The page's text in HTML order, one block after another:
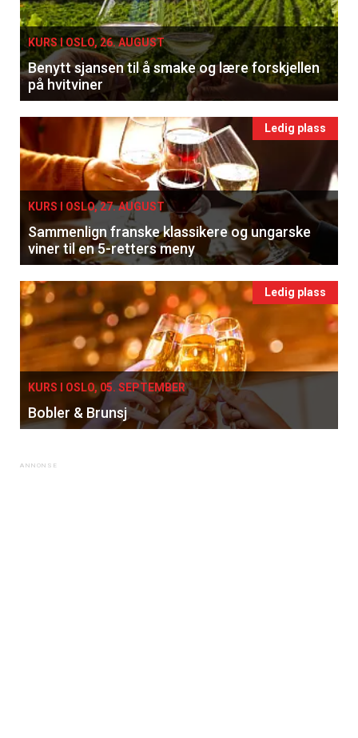
KURS I OSLO, 26. AUGUST
Benytt sjansen til å smake og lære forskjellen
på hvitviner
Ledig plass
KURS I OSLO, 27. AUGUST
Sammenlign franske klassikere og ungarske
viner til en 5-retters meny
Ledig plass
KURS I OSLO, 05. SEPTEMBER
Bobler & Brunsj